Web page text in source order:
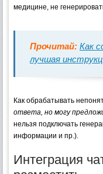
медицине, не
Прочитай: Как
лучшая
Как обрабатывать
ответа, но могу
нельзя подключать
информации и пр.).
Интеграция